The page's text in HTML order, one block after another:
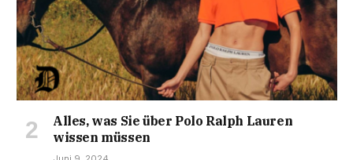
Alles, was Sie über Polo Ralph Lauren
wissen müssen